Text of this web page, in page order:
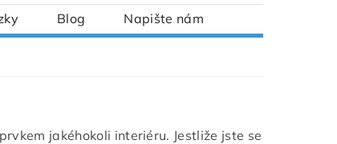
Blog Napište nám
jakéhokoli interiéru. Jestliže jste se